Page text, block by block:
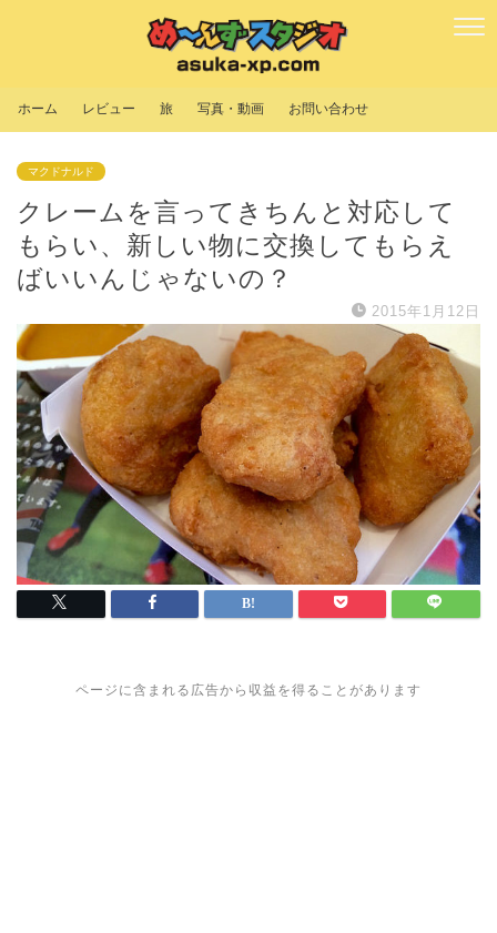
ホーム レビュー 旅 写真・動画 お問い合わせ
マクドナルド
クレームを言ってきちんと対応して
もらい、新しい物に交換してもらえ
ばいいんじゃないの？
2015年1月12日
ページに含まれる広告から収益を得ることがあります